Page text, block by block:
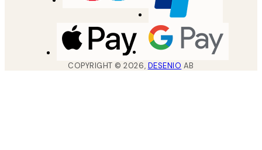
COPYRIGHT ©2026, DESENIO AB